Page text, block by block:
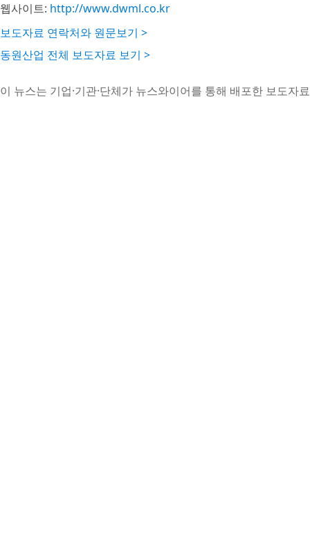
웹사이트: http://www.dwml.co.kr
보도자료 연락처와 원문보기 >
동원산업 전체 보도자료 보기 >
이 뉴스는 기업·기관·단체가 뉴스와이어를 통해 배포한 보도자